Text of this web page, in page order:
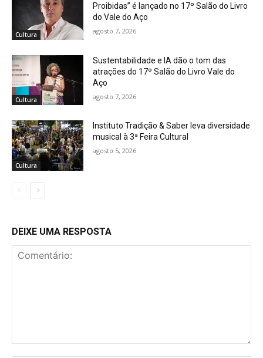
Cultura
Proibidas” é lançado no 17º Salão do Livro
do Vale do Aço
agosto 7, 2026
Cultura
Sustentabilidade e IA dão o tom das
atrações do 17º Salão do Livro Vale do
Aço
agosto 7, 2026
Cultura
Instituto Tradição & Saber leva diversidade
musical à 3ª Feira Cultural
agosto 5, 2026
DEIXE UMA RESPOSTA